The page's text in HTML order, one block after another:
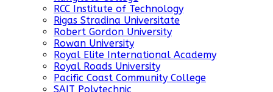
RCC Institute of Technology
Rigas Stradina Universitate
Robert Gordon University
Rowan University
Royal Elite International Academy
Royal Roads University
Pacific Coast Community College
SAIT Polytechnic